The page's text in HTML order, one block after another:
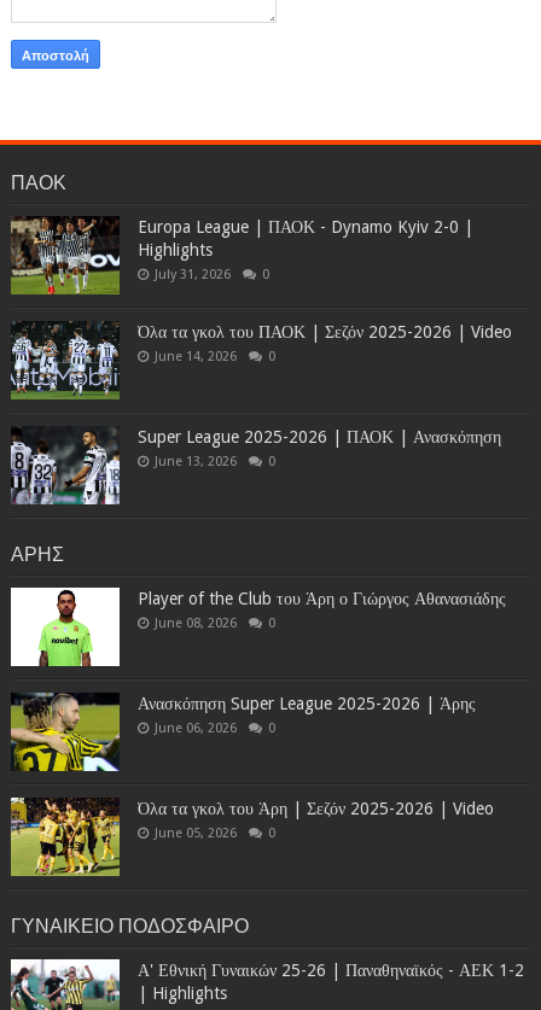
ΠΑΟΚ
Europa League | ΠΑΟΚ - Dynamo Kyiv 2-0 |
Highlights
July 31, 2026 0
Όλα τα γκολ του ΠΑΟΚ | Σεζόν 2025-2026 | Video
June 14, 2026 0
Super League 2025-2026 | ΠΑΟΚ | Ανασκόπηση
June 13, 2026 0
ΑΡΗΣ
Player of the Club του Άρη ο Γιώργος Αθανασιάδης
June 08, 2026 0
Ανασκόπηση Super League 2025-2026 | Άρης
June 06, 2026 0
Όλα τα γκολ του Άρη | Σεζόν 2025-2026 | Video
June 05, 2026 0
ΓΥΝΑΙΚΕΙΟ ΠΟΔΟΣΦΑΙΡΟ
Α' Εθνική Γυναικών 25-26 | Παναθηναϊκός - ΑΕΚ 1-2
| Highlights